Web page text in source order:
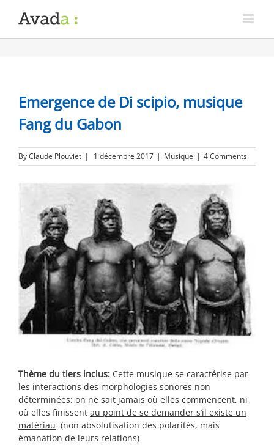
Emergence de Di scipio, musique
Fang du Gabon
ByClaude Plouviet | 1 décembre 2017 | Musique | 4 Comments
View
Image
Thème du tiers inclus: Cette musique se caractérise par
les interactions des morphologies sonores non
déterminées: on ne sait jamais où elles commencent, ni
où elles finissent au point de se demander s’il existe un
matériau (non absolutisation des polarités, mais
émanation de leurs relations)